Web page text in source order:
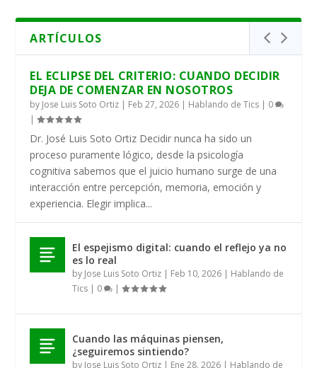
MIL 800 PERSON...
EN FAMILIA ...
ELEMENTOS RESGUARDA...
MAR, CELEB...
SOLEDAD ATZOMPA;...
ARTÍCULOS
EL ECLIPSE DEL CRITERIO: CUANDO DECIDIR
DEJA DE COMENZAR EN NOSOTROS
by Jose Luis Soto Ortiz Feb 27, 2026 Hablando de Tics
0
|
Dr. José Luis Soto Ortiz Decidir nunca ha sido un
proceso puramente lógico, desde la psicología
cognitiva sabemos que el juicio humano surge de una
interacción entre percepción, memoria, emoción y
experiencia. Elegir implica...
El espejismo digital: cuando el reflejo ya no
es lo real
by Jose Luis Soto Ortiz Feb 10, 2026
Hablando de
Tics
0 |
Cuando las máquinas piensen,
¿seguiremos sintiendo?
by Jose Luis Soto Ortiz Ene 28, 2026
Hablando de